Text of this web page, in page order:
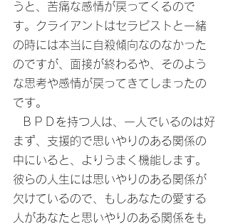
うと、苦痛な感情が戻ってくるので
す。クライアントはセラピストと一緒
の時には本当に自殺傾向なのなかった
のですが、面接が終わるや、そのよう
な思考や感情が戻ってきてしまったの
です。
まず、支援的で思いやりのある関係の
中にいると、よりうまく機能します。
彼らの人生には思いやりのある関係が
欠けているので、もしあなたの愛する
人があなたと思いやりのある関係をも